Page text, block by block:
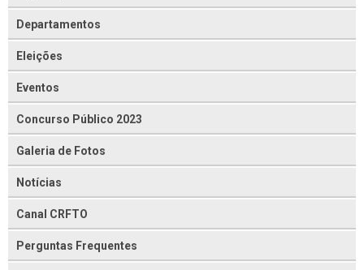
Departamentos
Eleições
Eventos
Concurso Público 2023
Galeria de Fotos
Notícias
Canal CRFTO
Perguntas Frequentes